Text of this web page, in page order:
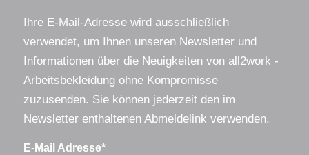
Ihre E-Mail-Adresse wird ausschließlich
verwendet, um Ihnen unseren Newsletter und
Informationen über die Neuigkeiten von all2work -
Arbeitsbekleidung ohne Kompromisse
zuzusenden. Sie können jederzeit den im
Newsletter enthaltenen Abmeldelink verwenden.
E-Mail Adresse*